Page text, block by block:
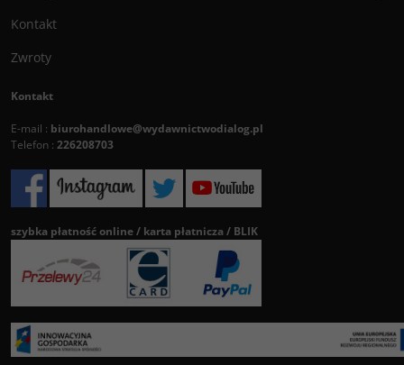
Kontakt
Zwroty
Kontakt
E-mail : biurohandlowe@wydawnictwodialog.pl
Telefon : 226208703
szybka płatność online / karta płatnicza / BLIK